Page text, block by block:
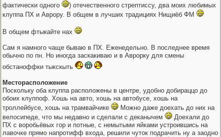
фактически одного
) отечественного стрептиссу, два моих любимых
клуппа ПХ и Аврору. В общем в лучших традициях Нищиёб ФМ
В общем фтыкайте нах
Сам я намного чаще бываю в ПХ. Еженедельно. В последнее время
обычно по пн. Но иногда заскакиваю и в Аврорку для смены
обстаноффки тыкскыть
Месторасположение
Поскольку оба клуппа расположены в центре, удобно добираццо до
обоих клуппоф. Хошь на авто, хошь на автобусе, хошь на
троллейбусе, хошь на трамвайчике
Можно даже доехать до них на
велосипеде, что мы недавно и сделали с деканычем
Доехали до
ПХ с воробьёвых гор и потные, с немытыми яйками устроившись на
лавочке прямо напротифф входа, решили чуток подрачить ну а заодно